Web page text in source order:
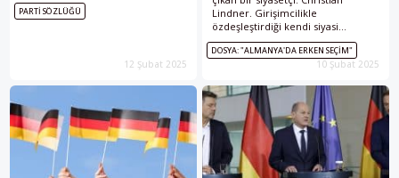
PARTI SÖZLÜĞÜ
12 Şubat 2025
Lindner. Girişimcilikle
özdeşleştirdiği kendi siyasi
markasını inşa eden, ancak şimdi
partisiyle birlikte varoluşsal bir
sınavdan geçen FDP lideri
portresine beraber bakalım.
DOSYA: "ALMANYA'DA ERKEN SEÇIM"
10 Şubat 2025